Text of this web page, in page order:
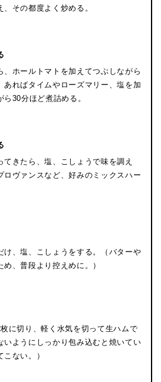
その都度よく炒める。
、ホールトマトを加えてつぶしながら
あればタイムやローズマリー、塩を加
30分ほど煮詰める。
きたら、塩、こしょうで味を調え
ロヴァンスなど、好みのミックスハー
け、塩、こしょうをする。（バターや
、普段より控えめに。）
に切り、軽く水気を切って生ハムで
いようにしっかり包み込むと焼いてい
ない。）